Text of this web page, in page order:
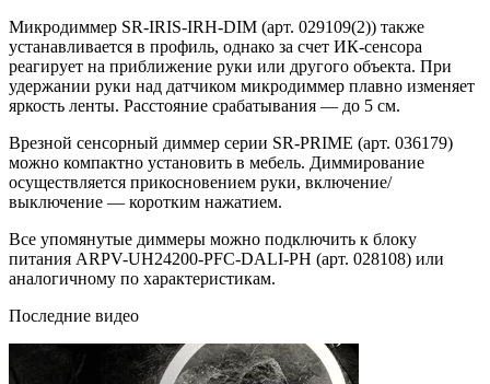
Микродиммер SR-IRIS-IRH-DIM (арт. 029109(2)) также
устанавливается в профиль, однако за счет ИК-сенсора
реагирует на приближение руки или другого объекта. При
удержании руки над датчиком микродиммер плавно изменяет
яркость ленты. Расстояние срабатывания — до 5 см.
Врезной сенсорный диммер серии SR-PRIME (арт. 036179)
можно компактно установить в мебель. Диммирование
осуществляется прикосновением руки, включение/
выключение — коротким нажатием.
Все упомянутые диммеры можно подключить к блоку
питания ARPV-UH24200-PFC-DALI-PH (арт. 028108) или
аналогичному по характеристикам.
Последние видео